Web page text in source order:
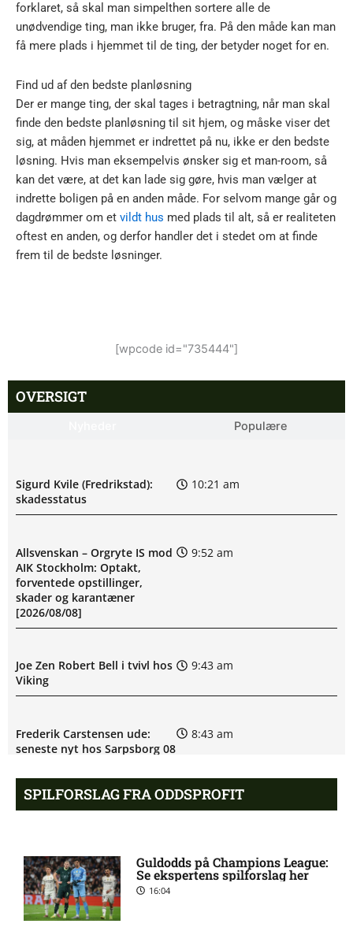
forklaret, så skal man simpelthen sortere alle de
unødvendige ting, man ikke bruger, fra. På den måde kan man
få mere plads i hjemmet til de ting, der betyder noget for en.
Find ud af den bedste planløsning
Der er mange ting, der skal tages i betragtning, når man skal
finde den bedste planløsning til sit hjem, og måske viser det
sig, at måden hjemmet er indrettet på nu, ikke er den bedste
løsning. Hvis man eksempelvis ønsker sig et man-room, så
kan det være, at det kan lade sig gøre, hvis man vælger at
indrette boligen på en anden måde. For selvom mange går og
dagdrømmer om et vildt hus med plads til alt, så er realiteten
oftest en anden, og derfor handler det i stedet om at finde
frem til de bedste løsninger.
[wpcode id="735444"]
OVERSIGT
Populære
Sigurd Kvile (Fredrikstad):
skadesstatus
10:21 am
Allsvenskan – Orgryte IS mod
AIK Stockholm: Optakt,
forventede opstillinger,
skader og karantæner
[2026/08/08]
9:52 am
Joe Zen Robert Bell i tvivl hos
Viking
9:43 am
Frederik Carstensen ude:
seneste nyt hos Sarpsborg 08
8:43 am
Superligaen – Silkeborg IF
mod OB: Optakt, forventede
opstillinger, skader og
7:13 am
SPILFORSLAG FRA ODDSPROFIT
Guldodds på Champions League:
Se ekspertens spilforslag her
16:04